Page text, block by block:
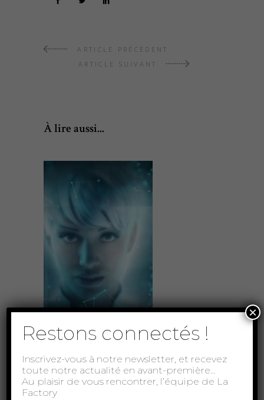
ARTICLE PRÉCÉDENT
ARTICLE SUIVANT
À lire aussi...
Le meilleur des
mondes
THÉÂTRE DE L'OULLE
6 JUIN 2026
Restons connectés !
Inscrivez-vous à notre newsletter, et recevez
toute notre actualité en avant-première…
Au plaisir de vous rencontrer, l’équipe de La
Factory
×